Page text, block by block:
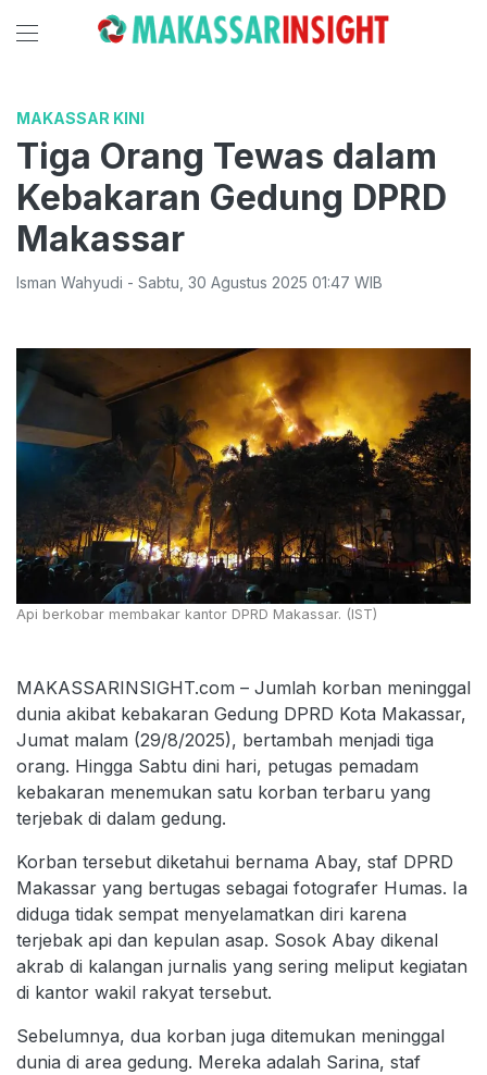
MAKASSAR KINI
Tiga Orang Tewas dalam
Kebakaran Gedung DPRD
Makassar
Isman Wahyudi - Sabtu 30 Agustus 2025 01:47 WIB
Api berkobar membakar kantor DPRD Makassar. (IST)
MAKASSARINSIGHT.com – Jumlah korban meninggal
dunia akibat kebakaran Gedung DPRD Kota Makassar,
Jumat malam (29/8/2025), bertambah menjadi tiga
orang. Hingga Sabtu dini hari, petugas pemadam
kebakaran menemukan satu korban terbaru yang
terjebak di dalam gedung.
Korban tersebut diketahui bernama Abay, staf DPRD
Makassar yang bertugas sebagai fotografer Humas. Ia
diduga tidak sempat menyelamatkan diri karena
terjebak api dan kepulan asap. Sosok Abay dikenal
akrab di kalangan jurnalis yang sering meliput kegiatan
di kantor wakil rakyat tersebut.
Sebelumnya, dua korban juga ditemukan meninggal
dunia di area gedung. Mereka adalah Sarina, staf